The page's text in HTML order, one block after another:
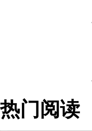
热门阅读